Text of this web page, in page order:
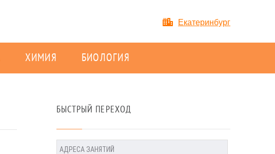
Екатеринбург
ХИМИЯ БИОЛОГИЯ
БЫСТРЫЙ ПЕРЕХОД
АДРЕСА ЗАНЯТИЙ